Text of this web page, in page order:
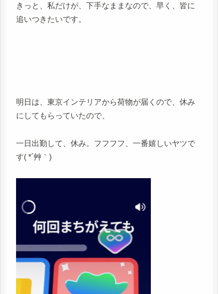
きっと、私だけが、下手なままなので、早く、皆に
追いつきたいです。
明日は、東京インテリアから荷物が届くので、休み
にしてもらっていたので、
一日出勤して、休み。フフフフ、一番嬉しいヤツで
す( *´艸｀)